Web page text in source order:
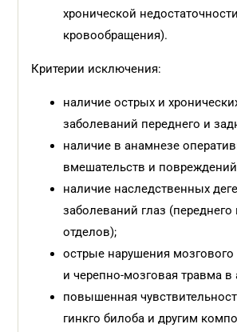
хронической
кровообращения).
Критерии исключения:
наличие острых и
заболеваний переднего и
наличие в анамнезе
вмешательств и
наличие наследственных
заболеваний глаз (переднего
отделов);
острые нарушения
и черепно-мозговая травма в
повышенная
гинкго билоба и другим